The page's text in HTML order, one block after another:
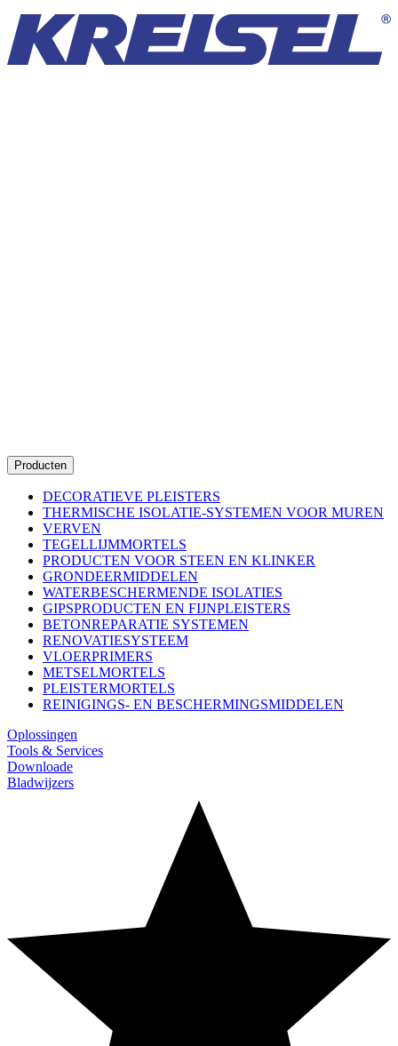
Producten
DECORATIEVE PLEISTERS
THERMISCHE ISOLATIE-SYSTEMEN VOOR MUREN
VERVEN
TEGELLIJMMORTELS
PRODUCTEN VOOR STEEN EN KLINKER
GRONDEERMIDDELEN
WATERBESCHERMENDE ISOLATIES
GIPSPRODUCTEN EN FIJNPLEISTERS
BETONREPARATIE SYSTEMEN
RENOVATIESYSTEEM
VLOERPRIMERS
METSELMORTELS
PLEISTERMORTELS
REINIGINGS- EN BESCHERMINGSMIDDELEN
Oplossingen
Tools & Services
Downloade
Bladwijzers